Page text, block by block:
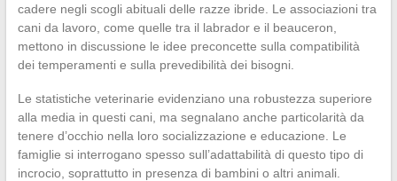
cadere negli scogli abituali delle razze ibride. Le associazioni tra
cani da lavoro, come quelle tra il labrador e il beauceron,
mettono in discussione le idee preconcette sulla compatibilità
dei temperamenti e sulla prevedibilità dei bisogni.
Le statistiche veterinarie evidenziano una robustezza superiore
alla media in questi cani, ma segnalano anche particolarità da
tenere d’occhio nella loro socializzazione e educazione. Le
famiglie si interrogano spesso sull’adattabilità di questo tipo di
incrocio, soprattutto in presenza di bambini o altri animali.